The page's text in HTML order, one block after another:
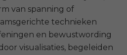
van spanning of
technieken
en bewustwording
visualisaties, begeleiden